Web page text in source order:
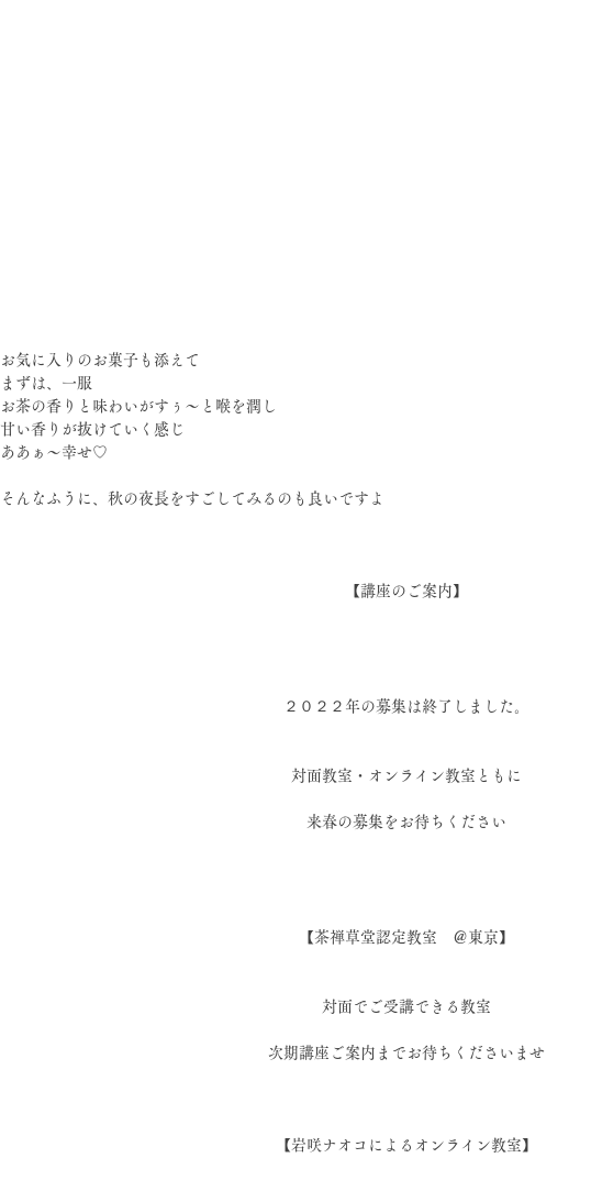
お気に入りのお菓子も添えて
まずは、一服
お茶の香りと味わいがすぅ～と喉を潤し
甘い香りが抜けていく感じ
ああぁ～幸せ♡
そんなふうに、秋の夜長をすごしてみるのも良いですよ
【講座のご案内】
２０２２年の募集は終了しました。
対面教室・オンライン教室ともに
来春の募集をお待ちください
【茶禅草堂認定教室　＠東京】
対面でご受講できる教室
次期講座ご案内までお待ちくださいませ
【岩咲ナオコによるオンライン教室】